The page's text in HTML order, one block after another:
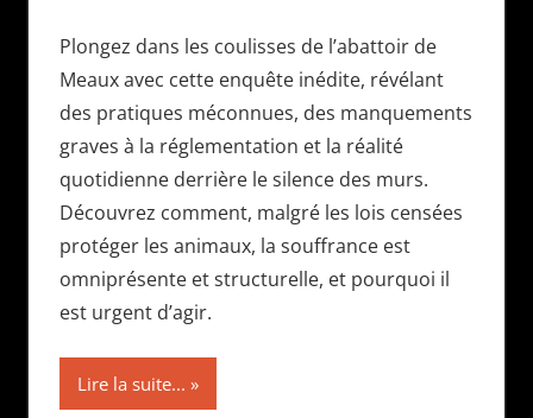
Plongez dans les coulisses de l’abattoir de
Meaux avec cette enquête inédite, révélant
des pratiques méconnues, des manquements
graves à la réglementation et la réalité
quotidienne derrière le silence des murs.
Découvrez comment, malgré les lois censées
protéger les animaux, la souffrance est
omniprésente et structurelle, et pourquoi il
est urgent d’agir.
Lire la suite...